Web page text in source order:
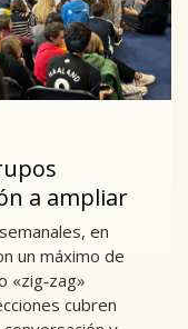
a ampliar
en
un máximo de
«zig‑zag»
cubren